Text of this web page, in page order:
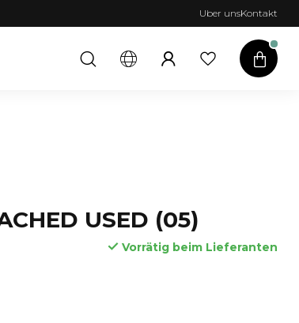
Uber unsKontakt
USED (05)
Vorrätig beim Lieferanten